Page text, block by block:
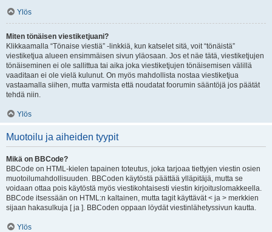
Ylös
Miten tönäisen viestiketjuani?
Klikkaamalla “Tönaise viestiä” -linkkiä, kun katselet sitä, voit “tönäistä”
viestiketjua alueen ensimmäisen sivun yläosaan. Jos et näe tätä, viestiketjujen
tönäiseminen ei ole sallittua tai aika joka viestiketjujen tönäisemisen välillä
vaaditaan ei ole vielä kulunut. On myös mahdollista nostaa viestiketjua
vastaamalla siihen, mutta varmista että noudatat foorumin sääntöjä jos päätät
tehdä niin.
Ylös
Muotoilu ja aiheiden tyypit
Mikä on BBCode?
BBCode on HTML-kielen tapainen toteutus, joka tarjoaa tiettyjen viestin osien
muotoilumahdollisuuden. BBCoden käytöstä päättää ylläpitäjä, mutta se
voidaan ottaa pois käytöstä myös viestikohtaisesti viestin kirjoituslomakkeella.
BBCode itsessään on HTML:n kaltainen, mutta tagit käyttävät < ja > merkkien
sijaan hakasulkuja [ ja ]. BBCoden oppaan löydät viestinlähetyssivun kautta.
Ylös